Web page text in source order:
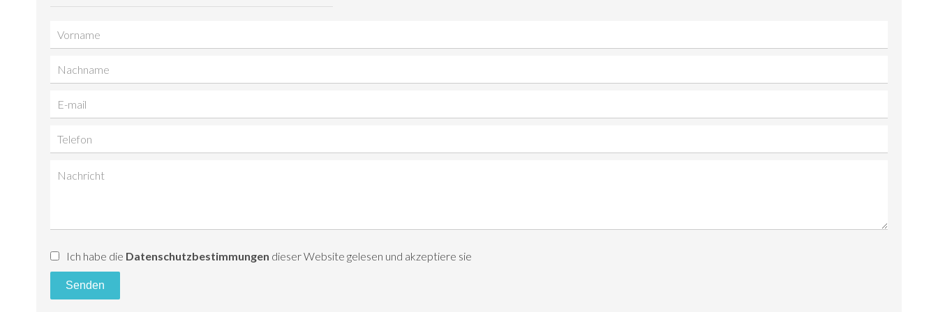
Ich habe die Datenschutzbestimmungen dieser Website gelesen und akzeptiere sie
Senden